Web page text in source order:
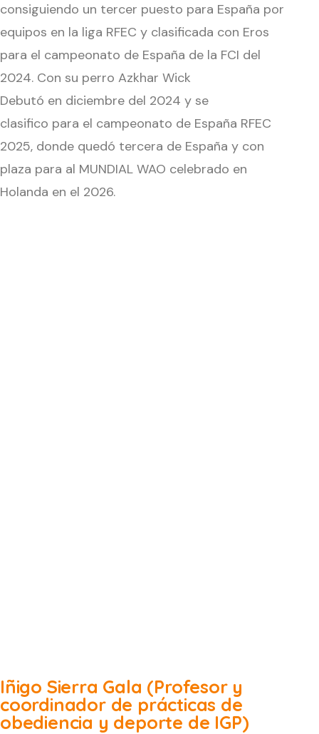
consiguiendo un tercer puesto para España por
equipos en la liga RFEC y clasificada con Eros
para el campeonato de España de la FCI del
2024. Con su perro Azkhar Wick
Debutó en diciembre del 2024 y se
clasifico para el campeonato de España RFEC
2025, donde quedó tercera de España y con
plaza para al MUNDIAL WAO celebrado en
Holanda en el 2026.
Iñigo Sierra Gala (Profesor y
coordinador de prácticas de
obediencia y deporte de IGP)